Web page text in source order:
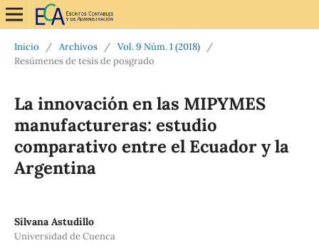
Inicio / Archivos / Vol. 9 Núm. 1 (2018)
/
Resúmenes de tesis de posgrado
La innovación en las MIPYMES
manufactureras: estudio
comparativo entre el Ecuador y la
Argentina
Silvana Astudillo
Universidad de Cuenca